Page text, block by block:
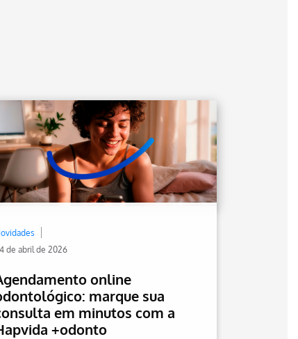
de abril de 2026
online
marque sua
em minutos com a
+odonto